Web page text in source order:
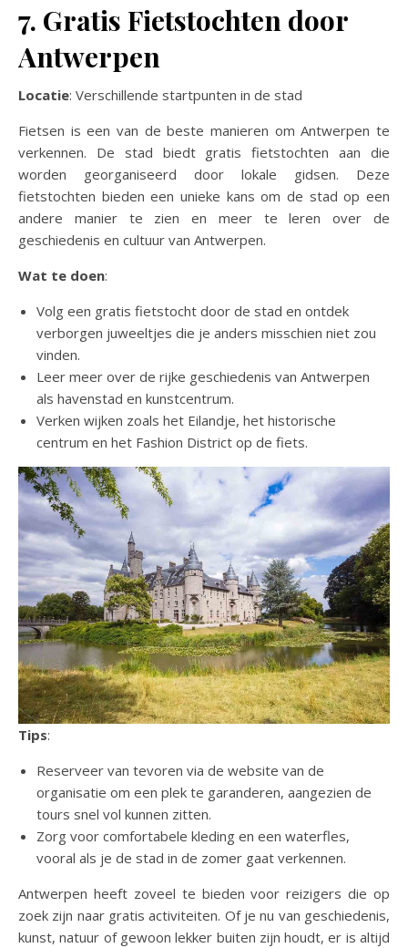
7. Gratis Fietstochten door
Antwerpen
Locatie: Verschillende startpunten in de stad
Fietsen is een van de beste manieren om Antwerpen te
verkennen. De stad biedt gratis fietstochten aan die
worden georganiseerd door lokale gidsen. Deze
fietstochten bieden een unieke kans om de stad op een
andere manier te zien en meer te leren over de
geschiedenis en cultuur van Antwerpen.
Wat te doen:
Volg een gratis fietstocht door de stad en ontdek
verborgen juweeltjes die je anders misschien niet zou
vinden.
Leer meer over de rijke geschiedenis van Antwerpen
als havenstad en kunstcentrum.
Verken wijken zoals het Eilandje, het historische
centrum en het Fashion District op de fiets.
Tips:
Reserveer van tevoren via de website van de
organisatie om een plek te garanderen, aangezien de
tours snel vol kunnen zitten.
Zorg voor comfortabele kleding en een waterfles,
vooral als je de stad in de zomer gaat verkennen.
Antwerpen heeft zoveel te bieden voor reizigers die op
zoek zijn naar gratis activiteiten. Of je nu van geschiedenis,
kunst, natuur of gewoon lekker buiten zijn houdt, er is altijd